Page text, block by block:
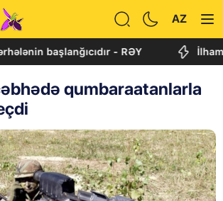
AZ
- RƏY İlham
qumbaraatanlarla